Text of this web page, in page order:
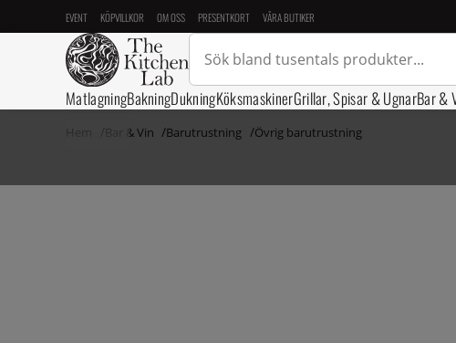
EVENT KÖPVILLKOR OM OSS PRESENTKORT VÅRA BUTIKER
MatlagningBakningDukningKöksmaskinerGrillar, Spisar & UgnarBar &
Bar & Vin Barutrustning Övrig barutrustning